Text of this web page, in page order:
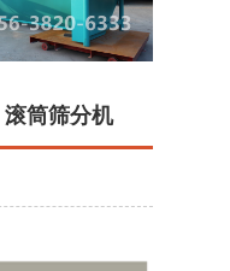
滚筒筛分机